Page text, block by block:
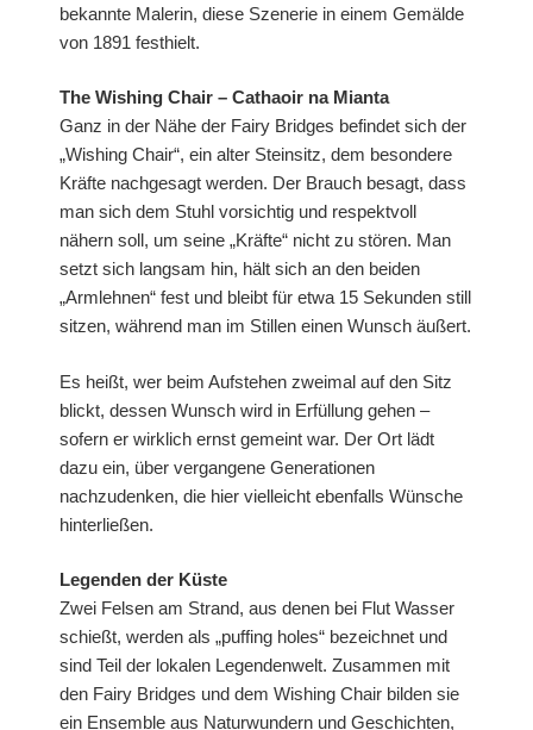
bekannte Malerin, diese Szenerie in einem Gemälde
von 1891 festhielt.
The Wishing Chair – Cathaoir na Mianta
Ganz in der Nähe der Fairy Bridges befindet sich der
„Wishing Chair“, ein alter Steinsitz, dem besondere
Kräfte nachgesagt werden. Der Brauch besagt, dass
man sich dem Stuhl vorsichtig und respektvoll
nähern soll, um seine „Kräfte“ nicht zu stören. Man
setzt sich langsam hin, hält sich an den beiden
„Armlehnen“ fest und bleibt für etwa 15 Sekunden still
sitzen, während man im Stillen einen Wunsch äußert.
Es heißt, wer beim Aufstehen zweimal auf den Sitz
blickt, dessen Wunsch wird in Erfüllung gehen –
sofern er wirklich ernst gemeint war. Der Ort lädt
dazu ein, über vergangene Generationen
nachzudenken, die hier vielleicht ebenfalls Wünsche
hinterließen.
Legenden der Küste
Zwei Felsen am Strand, aus denen bei Flut Wasser
schießt, werden als „puffing holes“ bezeichnet und
sind Teil der lokalen Legendenwelt. Zusammen mit
den Fairy Bridges und dem Wishing Chair bilden sie
ein Ensemble aus Naturwundern und Geschichten,